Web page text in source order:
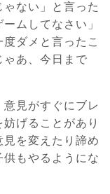
ない」と言った
ムしてなさい」
ダメと言ったこ
ゃあ、今日まで
見がすぐにブレ
げることがあり
を変えたり諦め
もやるようにな